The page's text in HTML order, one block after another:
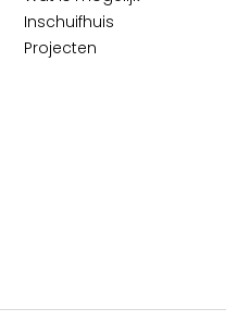
Inschuifhuis
Projecten